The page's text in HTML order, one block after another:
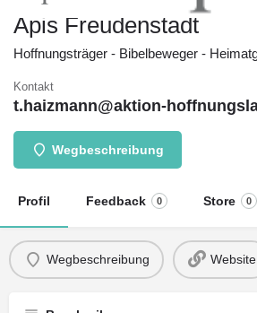
Apis Freudenstadt
Hoffnungsträger - Bibelbeweger -
Kontakt
t.haizmann@aktion-
Wegbeschreibung
Profil Feedback 0 Store 0
Wegbeschreibung Website